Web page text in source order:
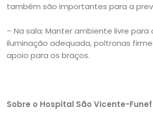
também são importantes para a
– Na sala: Manter ambiente livre para
iluminação adequada, poltronas
apoio para os braços.
Sobre o Hospital São Vicente-Funef